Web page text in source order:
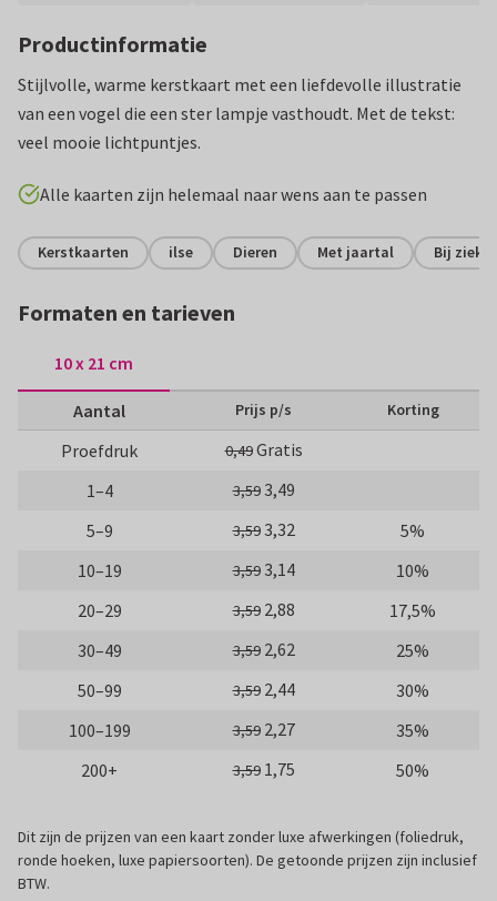
Productinformatie
Stijlvolle, warme kerstkaart met een liefdevolle illustratie
van een vogel die een ster lampje vasthoudt. Met de tekst:
veel mooie lichtpuntjes.
Alle kaarten zijn helemaal naar wens aan te passen
Kerstkaarten ilse Dieren Met jaartal Bij
Formaten en tarieven
10 x 21 cm
Aantal Prijs p/s Korting
Proefdruk 0,49Gratis
1–4
3,593,49
5–9
3,593,32
5%
10–19
3,593,14
10%
20–29
3,59 2,88
17,5%
30–49
3,59 2,62
25%
50–99
3,59 2,44
30%
100–199
3,59 2,27
35%
200+
3,59 1,75 50%
Dit zijn de prijzen van een kaart zonder luxe afwerkingen (foliedruk,
ronde hoeken, luxe papiersoorten). De getoonde prijzen zijn inclusief
BTW.